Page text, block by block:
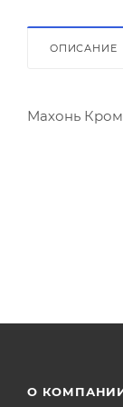
ОПИСАНИЕ
Махонь
О